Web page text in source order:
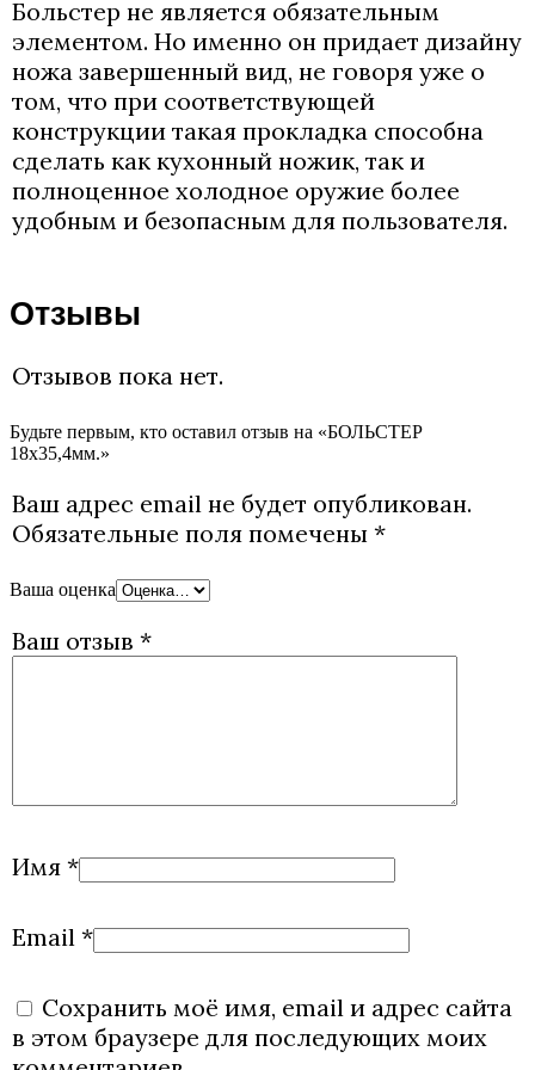
Больстер не является обязательным
элементом. Но именно он придает дизайну
ножа завершенный вид, не говоря уже о
том, что при соответствующей
конструкции такая прокладка способна
сделать как кухонный ножик, так и
полноценное холодное оружие более
удобным и безопасным для пользователя.
Отзывы
Отзывов пока нет.
Будьте первым, кто оставил отзыв на «БОЛЬСТЕР
18х35,4мм.»
Ваш адрес email не будет опубликован.
Обязательные поля помечены *
Ваша оценка
Ваш отзыв *
Имя *
Email *
Сохранить моё имя, email и адрес сайта
в этом браузере для последующих моих